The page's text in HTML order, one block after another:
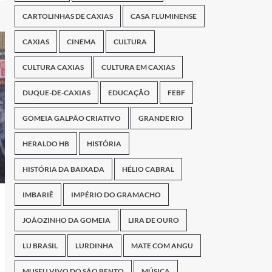
CARTOLINHAS DE CAXIAS CASA FLUMINENSE
CAXIAS CINEMA CULTURA
CULTURA CAXIAS CULTURA EM CAXIAS
DUQUE-DE-CAXIAS EDUCAÇÃO FEBF
GOMEIA GALPÃO CRIATIVO GRANDE RIO
HERALDO HB HISTÓRIA
HISTÓRIA DA BAIXADA HÉLIO CABRAL
IMBARIÊ IMPÉRIO DO GRAMACHO
JOÃOZINHO DA GOMEIA LIRA DE OURO
LU BRASIL LURDINHA MATE COM ANGU